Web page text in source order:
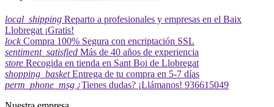
local_shipping Reparto a profesionales y empresas en el Baix
Llobregat ¡Gratis!
lock Compra 100% Segura con encriptación SSL
sentiment_satisfied Más de 40 años de experiencia
store Recogida en tienda en Sant Boi de Llobregat
shopping_basket Entrega de tu compra en 5-7 días
perm_phone_msg ¿Tienes dudas? ¡Llámanos! 936615049